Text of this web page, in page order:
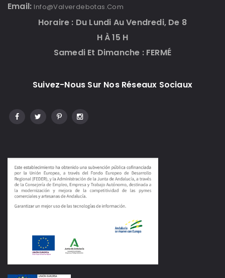
Email: Info@valverdebotas.com
Horaire : Du Lundi Au Vendredi, De 8
H À 15 H
Samedi Et Dimanche : FERMÉ
Suivez-Nous Sur Nos Réseaux Sociaux